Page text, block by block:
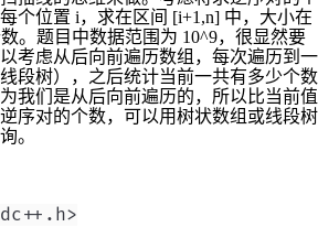
个位置 i，求在区间 [i+1,n] 中，大小在
。题目中数据范围为 10^9，很显然要
考虑从后向前遍历数组，每次遍历到一
段树），之后统计当前一共有多少个数
我们是从后向前遍历的，所以比当前值
序对的个数，可以用树状数组或线段树
。